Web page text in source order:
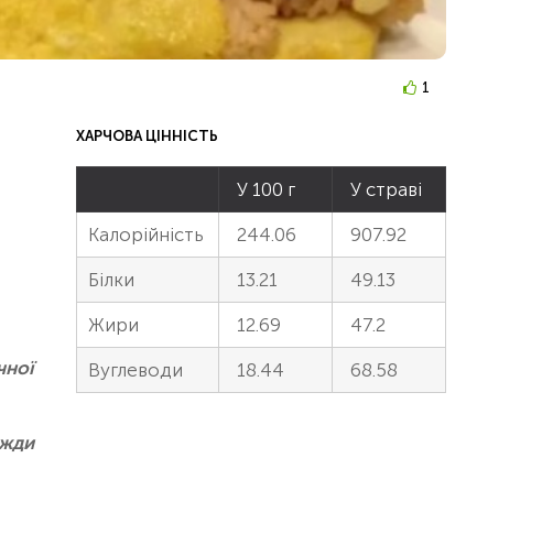
1
ХАРЧОВА ЦІННІСТЬ
У 100 г У страві
Калорійність 244.06 907.92
Білки 13.21 49.13
Жири 12.69 47.2
Вуглеводи 18.44 68.58